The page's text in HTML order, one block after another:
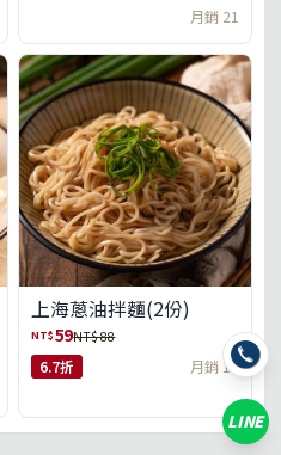
月銷 21
上海蔥油拌麵(2份)
NT$59NT$ 88
6.7折 月銷 18
LINE